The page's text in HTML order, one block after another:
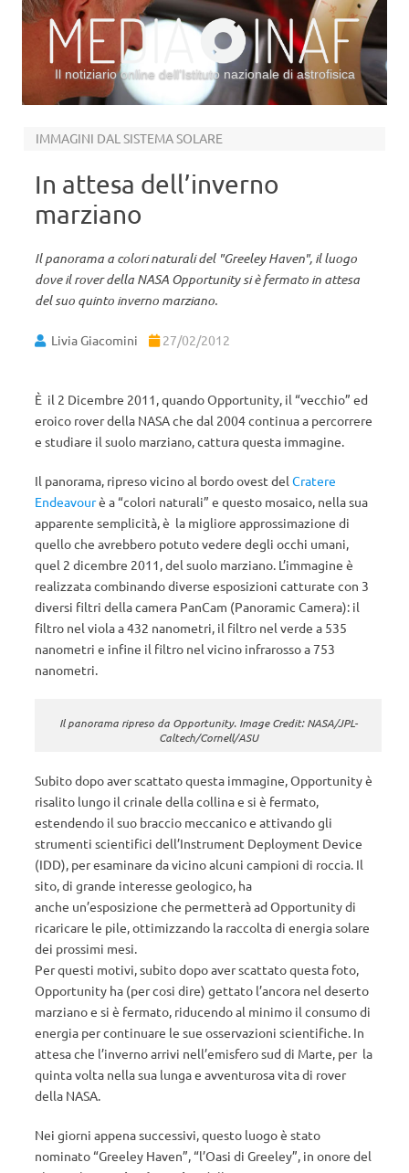
Il notiziario online dell’Istituto nazionale di astrofisica
IMMAGINI DAL SISTEMA SOLARE
In attesa dell’inverno
marziano
Il panorama a colori naturali del "Greeley Haven", il luogo
dove il rover della NASA Opportunity si è fermato in attesa
del suo quinto inverno marziano.
Livia Giacomini 27/02/2012
È il 2 Dicembre 2011, quando Opportunity, il “vecchio” ed
eroico rover della NASA che dal 2004 continua a percorrere
e studiare il suolo marziano, cattura questa immagine.
Il panorama, ripreso vicino al bordo ovest del Cratere
Endeavourè a “colori naturali” e questo mosaico, nella sua
apparente semplicità, è la migliore approssimazione di
quello che avrebbero potuto vedere degli occhi umani,
quel 2 dicembre 2011, del suolo marziano. L’immagine è
realizzata combinando diverse esposizioni catturate con 3
diversi filtri della camera PanCam (Panoramic Camera): il
filtro nel viola a 432 nanometri, il filtro nel verde a 535
nanometri e infine il filtro nel vicino infrarosso a 753
nanometri.
Il panorama ripreso da Opportunity. Image Credit: NASA/JPL-
Caltech/Cornell/ASU
Subito dopo aver scattato questa immagine, Opportunity è
risalito lungo il crinale della collina e si è fermato,
estendendo il suo braccio meccanico e attivando gli
strumenti scientifici dell’Instrument Deployment Device
(IDD), per esaminare da vicino alcuni campioni di roccia. Il
sito, di grande interesse geologico, ha
anche un’esposizione che permetterà ad Opportunity di
ricaricare le pile, ottimizzando la raccolta di energia solare
dei prossimi mesi.
Per questi motivi, subito dopo aver scattato questa foto,
Opportunity ha (per cosi dire) gettato l’ancora nel deserto
marziano e si è fermato, riducendo al minimo il consumo di
energia per continuare le sue osservazioni scientifiche. In
attesa che l’inverno arrivi nell’emisfero sud di Marte, per la
quinta volta nella sua lunga e avventurosa vita di rover
della NASA.
Nei giorni appena successivi, questo luogo è stato
nominato “Greeley Haven”, “l’Oasi di Greeley”, in onore del